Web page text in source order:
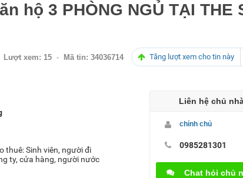
hộ 3 PHÒNG NGỦ TẠI THE
Lượt xem: 15 - Mã tin: 34036714 Tăng lượt xem cho tin này
thuê: Sinh viên, người đi
ty, cửa hàng, người nước
Liên hệ chủ
chính chủ
0985281301
Chat hỏi chủ